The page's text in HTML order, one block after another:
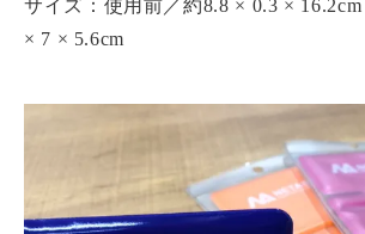
サイズ：使用前／約8.8 × 0.3 ×
× 7 × 5.6cm